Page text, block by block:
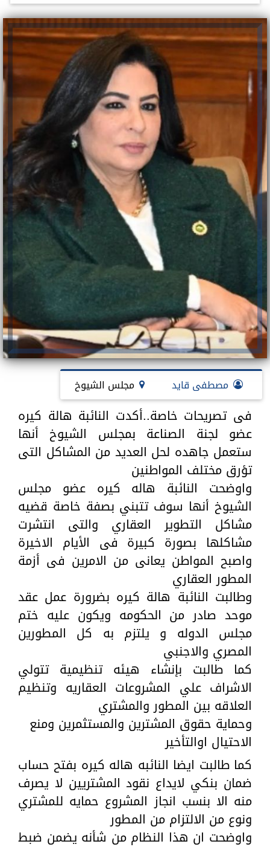
مصطفى قايد مجلس الشيوخ
فى تصريحات خاصة..أكدت النائبة هالة كيره
عضو لجنة الصناعة بمجلس الشيوخ أنها
ستعمل جاهده لحل العديد من المشاكل التى
تؤرق مختلف المواطنين
واوضحت النائبة هاله كيره عضو مجلس
الشيوخ أنها سوف تتبني بصفة خاصة قضيه
مشاكل التطوير العقاري والتى انتشرت
مشاكلها بصورة كبيرة فى الأيام الاخيرة
واصبح المواطن يعانى من الامرين فى أزمة
المطور العقاري
وطالبت النائبة هالة كيره بضرورة عمل عقد
موحد صادر من الحكومه ويكون عليه ختم
مجلس الدوله و يلتزم به كل المطورين
المصري والاجنبي
كما طالبت بإنشاء هيئه تنظيمية تتولي
الاشراف علي المشروعات العقاريه وتنظيم
العلاقه بين المطور والمشتري
وحماية حقوق المشترين والمستثمرين ومنع
الاحتيال اوالتأخير
كما طالبت ايضا النائبه هاله كيره بفتح حساب
ضمان بنكي لايداع نقود المشتريين لا يصرف
منه الا بنسب انجاز المشروع حمايه للمشتري
ونوع من الالتزام من المطور
‎واوضحت ان هذا النظام من شأنه يضمن ضبط